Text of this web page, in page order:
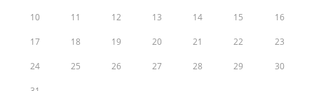
10 11 12 13 14 15 16
17 18 19 20 21 22 23
24 25 26 27 28 29 30